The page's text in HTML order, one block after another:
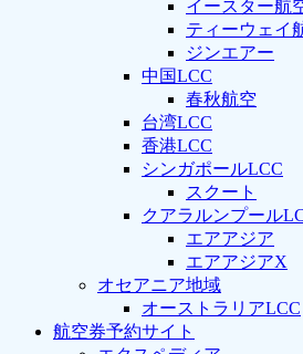
イースター航
ティーウェイ
ジンエアー
中国LCC
春秋航空
台湾LCC
香港LCC
シンガポールLCC
スクート
クアラルンプール
エアアジア
エアアジアX
オセアニア地域
オーストラリアLCC
航空券予約サイト